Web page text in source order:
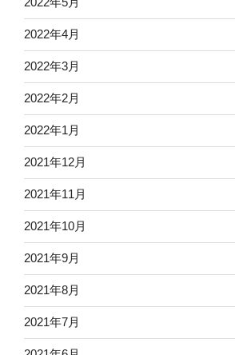
2022年4月
2022年3月
2022年2月
2022年1月
2021年12月
2021年11月
2021年10月
2021年9月
2021年8月
2021年7月